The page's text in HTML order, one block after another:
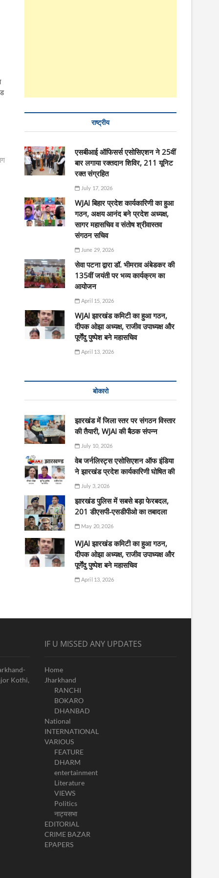
राष्ट्रीय
एसबीआई ऑफिसर्स एसोसिएशन ने 25वीं
बार लगाया रक्तदान शिविर, 211 यूनिट
रक्त संग्रहित
July 17, 2026
WJAI बिहार प्रदेश कार्यकारिणी का हुआ
गठन, अक्षय आनंद बने प्रदेश अध्यक्ष,
सागर महासचिव व संतोष श्रीवास्तव
संगठन सचिव
June 29, 2026
सेवा पटना द्वारा डॉ. भीमराव अंबेडकर की
135वीं जयंती पर भव्य कार्यक्रम का
आयोजन
April 15, 2026
WJAI झारखंड कमिटी का हुआ गठन,
दीपक ओझा अध्यक्ष, राजीव उपाध्यक्ष और
पूर्णेंदु पुष्पेश बने महासचिव
April 13, 2026
बोकारो
झारखंड में जिला स्तर पर संगठन विस्तार
की तैयारी, WJAI की बैठक संपन्न
July 10, 2026
वेब जर्नलिस्ट्स एसोसिएशन ऑफ इंडिया
ने झारखंड प्रदेश कार्यकारिणी घोषित की
July 3, 2026
झारखंड पुलिस में सबसे बड़ा फेरबदल,
201 डीएसपी-एसडीपीओ का तबादला
May 20, 2026
WJAI झारखंड कमिटी का हुआ गठन,
दीपक ओझा अध्यक्ष, राजीव उपाध्यक्ष और
पूर्णेंदु पुष्पेश बने महासचिव
April 13, 2026
Kothi,
IF U MISSED ANY UPDATES
Home
Jharkhand
RANCHI
BOKARO
DHANBAD
National
INTERNATIONAL
VARIOUS
FEATURE
DHARM
entertainment
Literature
VIEWS
Politics
नाट्यसभा
EDITORIAL
CRIME BAZAR
EPAPERS